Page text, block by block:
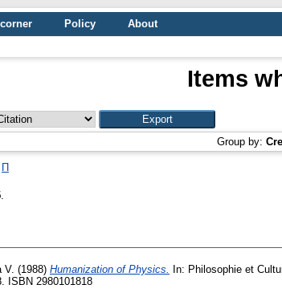
Policy
About
Items
Group by:
П
.
V. (1988) Humanization of Physics.
In: Philosophie et
ISBN 2980101818